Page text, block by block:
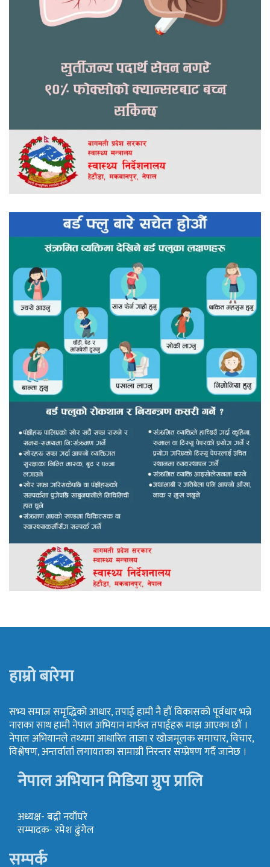
हाम्रो बारेमा
सभ्य समाज समृद्धिको आधार, तपाई हामी नै हौं विकासको पूर्वधार भन्ने
नाराका साथ हामी नेपाल अभियान मार्फत तपाईहरू माझ आएका छौं ।
नेपाल अभियानले तथ्यमा आधारित ताजा र खोजमूलक समाचार, विचार,
विश्लेषण, अन्तर्वार्ता लगायतका सामाग्री निरन्तर सम्प्रेषण गर्दै जानेछ ।
नेपाल अभियान मिडिया ग्रुप प्रालि
अध्यक्ष- बद्री नयाँघरे
सम्पादक- रमेश ढुंगेल
सम्पर्क